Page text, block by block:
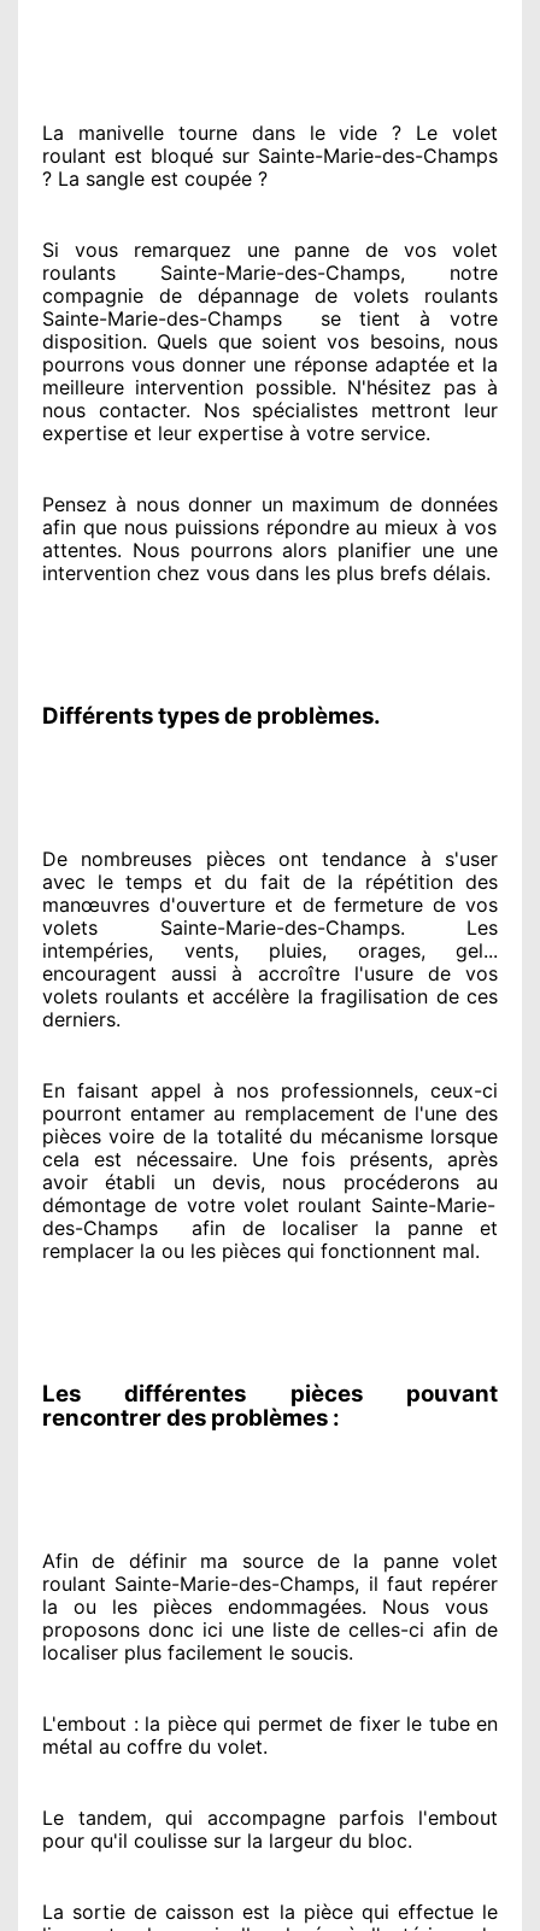
La manivelle tourne dans le vide ? Le volet
roulant est bloqué sur Sainte-Marie-des-Champs
? La sangle est coupée ?
Si vous remarquez une panne de vos volet
roulants Sainte-Marie-des-Champs, notre
compagnie de dépannage de volets roulants
Sainte-Marie-des-Champs
se tient à votre
disposition. Quels que soient vos besoins, nous
pourrons vous donner une réponse adaptéeet la
meilleure intervention possible. N'hésitez pas à
nous contacter. Nos spécialistes mettront leur
expertise et leur expertise à votre service.
Pensez à nous donner un maximum de données
afin que nous puissions répondre au mieux à vos
attentes. Nous pourrons alors planifier une une
intervention chez vous dans les plus brefs délais.
Différents types de problèmes.
De nombreuses pièces ont tendance à s'user
avec le temps et du fait de la répétition des
manœuvres d'ouverture et de fermeture de vos
volets Sainte-Marie-des-Champs. Les
intempéries, vents, pluies, orages, gel...
encouragent aussi à accroîtrel'usure de vos
volets roulants et accélère la fragilisation de ces
derniers.
En faisant appel à nos professionnels, ceux-ci
pourront entamer au remplacement de l'une des
pièces voire de la totalitédu mécanisme lorsque
cela est nécessaire. Une fois présents, après
avoir établi un devis, nous procéderons au
démontage de votre volet roulant Sainte-Marie-
des-Champs
afin de localiser la panne et
remplacer la ou les pièces qui fonctionnent mal.
Les différentes pièces pouvant
rencontrer des problèmes :
Afin de définir ma sourcede la panne volet
roulant Sainte-Marie-des-Champs, il faut repérer
la ou les pièces endommagées. Nous vous
proposons donc ici une liste de celles-ci afin de
localiser plus facilement le soucis.
L'embout : la pièce qui permet de fixer le tube en
métal au coffre du volet.
Le tandem, qui accompagne parfois l'embout
pour qu'il coulisse sur la largeur du bloc.
La sortie de caisson est la pièce qui effectuele